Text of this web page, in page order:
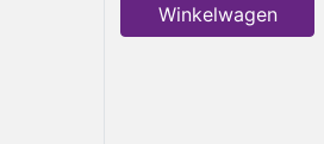
Winkelwagen